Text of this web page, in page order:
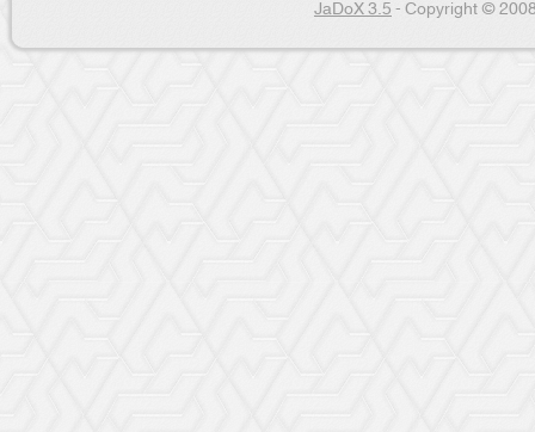
JaDoX 3.5- Copyright ©